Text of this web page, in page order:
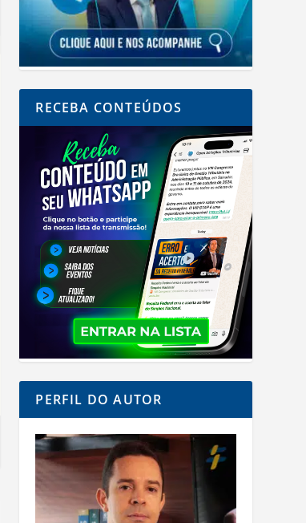
RECEBA CONTEÚDOS
PERFIL DO AUTOR